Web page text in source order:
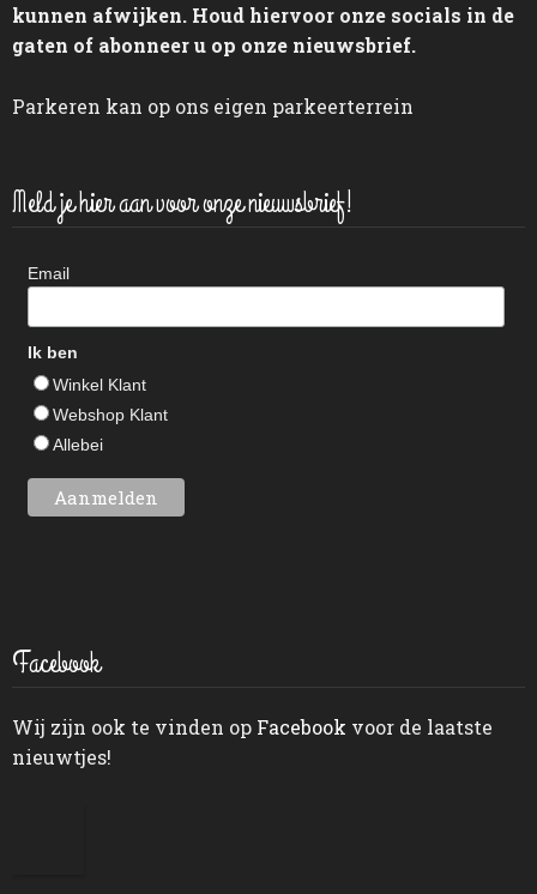
kunnen afwijken. Houd hiervoor onze socials in de
gaten of abonneer u op onze nieuwsbrief.
Parkeren kan op ons eigen parkeerterrein
Meld je hier aan voor onze nieuwsbrief!
Email
Ik ben
Winkel Klant
Webshop Klant
Allebei
Facebook
Wij zijn ook te vinden op Facebook voor de laatste
nieuwtjes!